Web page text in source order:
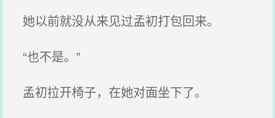
她以前就没从来见过孟初打包回来。
“也不是。”
孟初拉开椅子，在她对面坐下了。